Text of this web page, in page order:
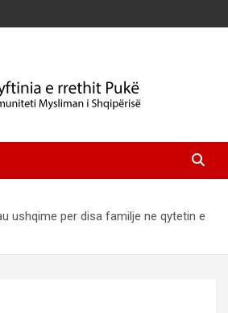
| Faqja Zyrtare
ushqime per disa familje ne qytetin e